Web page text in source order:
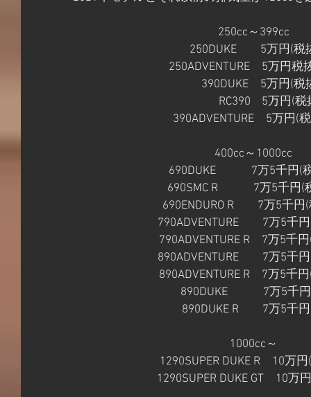
250cc～399cc
250DUKE　　5万円(税
250ADVENTURE　5万円
390DUKE　5万円(​税
RC390    5万円
390ADVENTURE　5万円(​
400cc～1000cc
690DUKE　　　7万5千円(​
690SMC R　　　7万5千円(​
690ENDURO R　　7万5千円
790ADVENTURE　　7万5千
790ADVENTURE R　7万5千
890ADVENTURE　　7万5千
890ADVENTURE R　7万5千
890DUKE　　　7万5千
890DUKE R　　7万5千円
1000cc～
1290SUPER DUKE R　10万
1290SUPER DUKE GT　10万